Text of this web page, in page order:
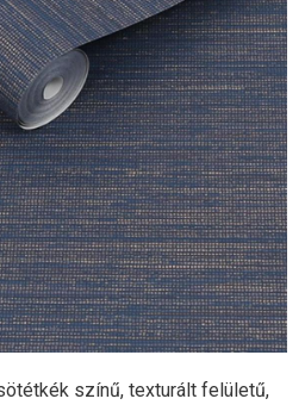
színű, texturált felületű,